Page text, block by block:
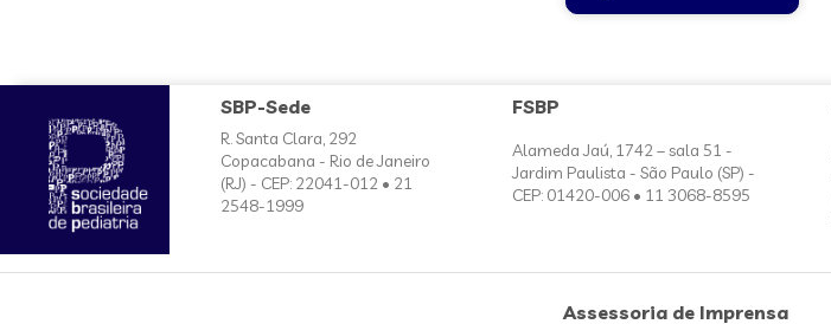
SBP-Sede
R. Santa Clara, 292
Copacabana - Rio de Janeiro
(RJ) - CEP: 22041-012 • 21
2548-1999
FSBP
Alameda Jaú, 1742 – sala 51 -
Jardim Paulista - São Paulo (SP) -
CEP: 01420-006 • 11 3068-8595
Assessoria de Imprensa